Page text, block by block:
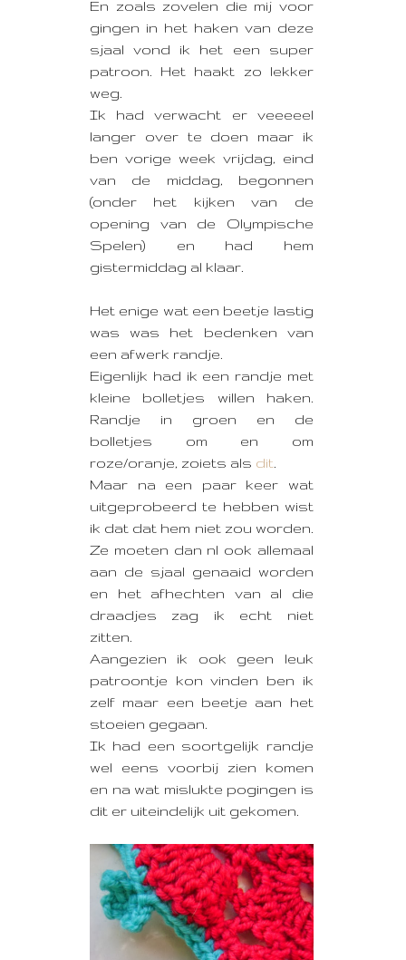
En zoals zovelen die mij voor
gingen in het haken van deze
sjaal vond ik het een super
patroon. Het haakt zo lekker
weg.
Ik had verwacht er veeeeel
langer over te doen maar ik
ben vorige week vrijdag, eind
van de middag, begonnen
(onder het kijken van de
opening van de Olympische
Spelen) en had hem
gistermiddag al klaar.
Het enige wat een beetje lastig
was was het bedenken van
een afwerk randje.
Eigenlijk had ik een randje met
kleine bolletjes willen haken.
Randje in groen en de
bolletjes om en om
roze/oranje, zoiets als dit
Maar na een paar keer wat
uitgeprobeerd te hebben wist
ik dat dat hem niet zou worden.
Ze moeten dan nl ook allemaal
aan de sjaal genaaid worden
en het afhechten van al die
draadjes zag ik echt niet
zitten.
Aangezien ik ook geen leuk
patroontje kon vinden ben ik
zelf maar een beetje aan het
stoeien gegaan.
Ik had een soortgelijk randje
wel eens voorbij zien komen
en na wat mislukte pogingen is
dit er uiteindelijk uit gekomen.